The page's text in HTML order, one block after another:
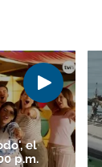
el
p.m.